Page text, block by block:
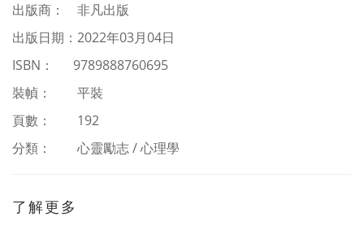
出版商： 非凡出版
出版日期： 2022年03月04日
ISBN ： 9789888760695
裝幀： 平裝
頁數： 192
分類：
心靈勵志 / 心理學
了解更多